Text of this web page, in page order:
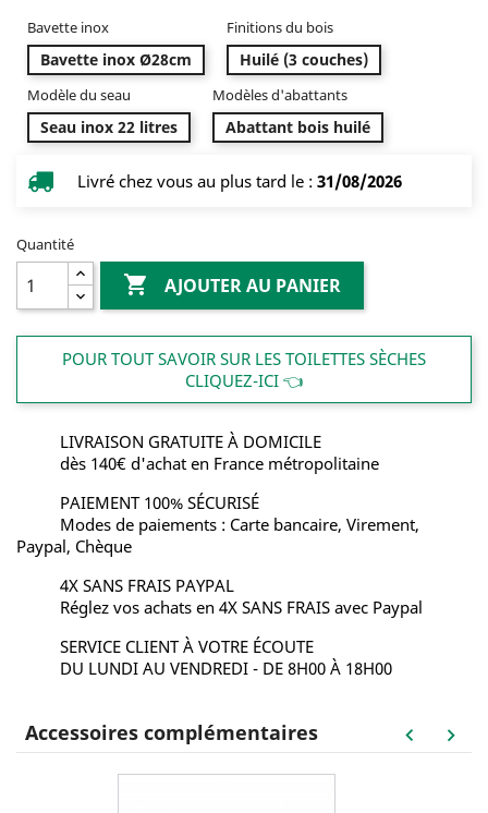
Bavette inox
Bavette inox Ø28cm
Finitions du bois
Huilé (3 couches)
Modèle du seau
Seau inox 22 litres
Modèles d'abattants
Abattant bois huilé
Livré chez vous au plus tard le : 31/08/2026
Quantité
 AJOUTER AU PANIER
POUR TOUT SAVOIR SUR LES TOILETTES SÈCHES
CLIQUEZ-ICI 👈
LIVRAISON GRATUITE À DOMICILE
dès 140€ d'achat en France métropolitaine
PAIEMENT 100% SÉCURISÉ
Modes de paiements : Carte bancaire, Virement,
Paypal, Chèque
4X SANS FRAIS PAYPAL
Réglez vos achats en 4X SANS FRAIS avec Paypal
SERVICE CLIENT À VOTRE ÉCOUTE
DU LUNDI AU VENDREDI - DE 8H00 À 18H00
Accessoires complémentaires keyboard_arrow_left keyboard_arrow_right